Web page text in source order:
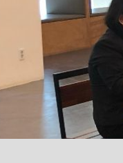
「90%は失敗する。
終戦から81年